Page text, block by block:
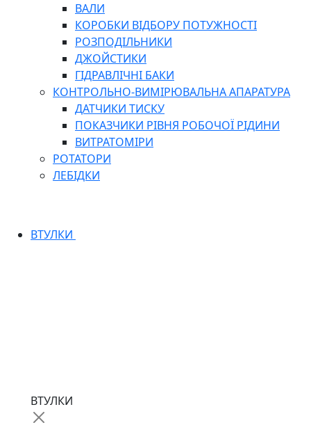
ВАЛИ
КОРОБКИ ВІДБОРУ ПОТУЖНОСТІ
РОЗПОДІЛЬНИКИ
ДЖОЙСТИКИ
ГІДРАВЛІЧНІ БАКИ
КОНТРОЛЬНО-ВИМІРЮВАЛЬНА АПАРАТУРА
ДАТЧИКИ ТИСКУ
ПОКАЗЧИКИ РІВНЯ РОБОЧОЇ РІДИНИ
ВИТРАТОМІРИ
РОТАТОРИ
ЛЕБІДКИ
ВТУЛКИ
ВТУЛКИ